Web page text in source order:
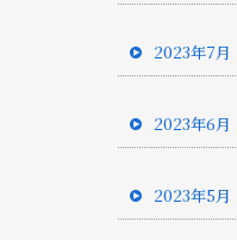
2023年7月
2023年6月
2023年5月